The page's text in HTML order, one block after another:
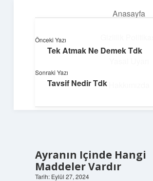
Anasayfa
Hayatını kolaylaştıran zekice fikirler!
Ayranın Içinde Hangi
Maddeler Vardır
Tarih: Eylül 27, 2024
Önceki Yazı
Tek Atmak Ne Demek Tdk
Sonraki Yazı
Tavsif Nedir Tdk